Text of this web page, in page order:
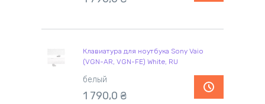
Клавиатура для ноутбука Sony Vaio
(VGN-AR, VGN-FE) White, RU
белый
1 790,0 ₴